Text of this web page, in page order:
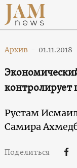
Архив - 01.11.2018
контролирует
Рустам
Самира
Поделиться